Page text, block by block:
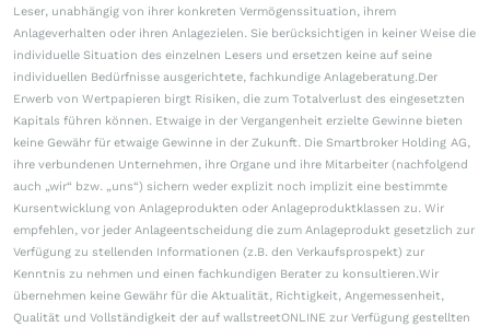
Leser, unabhängig von ihrer konkreten Vermögenssituation, ihrem
Anlageverhalten oder ihren Anlagezielen. Sie berücksichtigen in keiner Weise die
individuelle Situation des einzelnen Lesers und ersetzen keine auf seine
individuellen Bedürfnisse ausgerichtete, fachkundige Anlageberatung.Der
Erwerb von Wertpapieren birgt Risiken, die zum Totalverlust des eingesetzten
Kapitals führen können. Etwaige in der Vergangenheit erzielte Gewinne bieten
keine Gewähr für etwaige Gewinne in der Zukunft. Die Smartbroker Holding AG,
ihre verbundenen Unternehmen, ihre Organe und ihre Mitarbeiter (nachfolgend
auch „wir“ bzw. „uns“) sichern weder explizit noch implizit eine bestimmte
Kursentwicklung von Anlageprodukten oder Anlageproduktklassen zu. Wir
empfehlen, vor jeder Anlageentscheidung die zum Anlageprodukt gesetzlich zur
Verfügung zu stellenden Informationen (z.B. den Verkaufsprospekt) zur
Kenntnis zu nehmen und einen fachkundigen Berater zu konsultieren.Wir
übernehmen keine Gewähr für die Aktualität, Richtigkeit, Angemessenheit,
Qualität und Vollständigkeit der auf wallstreetONLINE zur Verfügung gestellten